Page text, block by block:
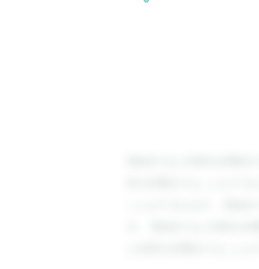
登録すると回答を閲覧
答を閲覧することがで
ことができます。登録
す。登録すると回答を
と回答を閲覧すること